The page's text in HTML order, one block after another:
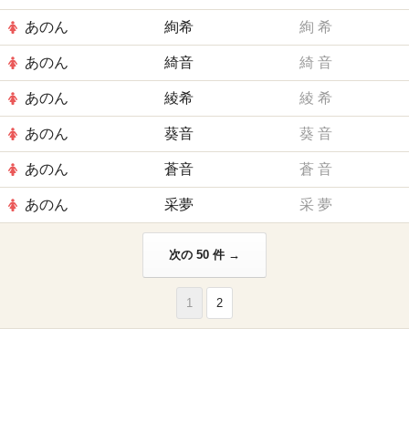
あのん 絢希 絢 希
あのん 綺音 綺 音
あのん 綾希 綾 希
あのん 葵音 葵 音
あのん 蒼音 蒼 音
あのん 采夢 采 夢
次の 50 件 →
1 2